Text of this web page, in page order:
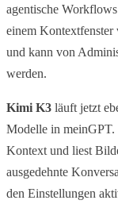
agentische
einem
und kann von
werden.
Kimi K3 läuft jetzt
Modelle in meinGPT.
Kontext und liest
ausgedehnte
den Einstellungen